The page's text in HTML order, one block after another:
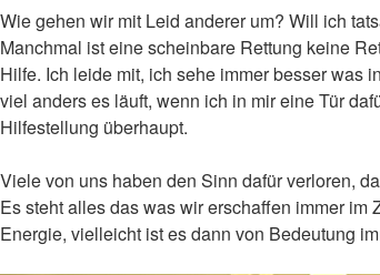
Wie gehen wir mit Leid anderer um? Will ich
Manchmal ist eine scheinbare Rettung keine
Hilfe. Ich leide mit, ich sehe immer besser was
viel anders es läuft, wenn ich in mir eine Tür
Hilfestellung überhaupt.
Viele von uns haben den Sinn dafür verloren,
Es steht alles das was wir erschaffen immer
Energie, vielleicht ist es dann von Bedeutung